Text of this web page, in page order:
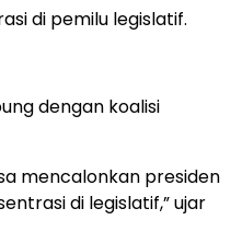
di pemilu legislatif.
dengan koalisi
mencalonkan presiden
di legislatif,” ujar